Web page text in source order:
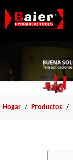
Hogar / Productos /